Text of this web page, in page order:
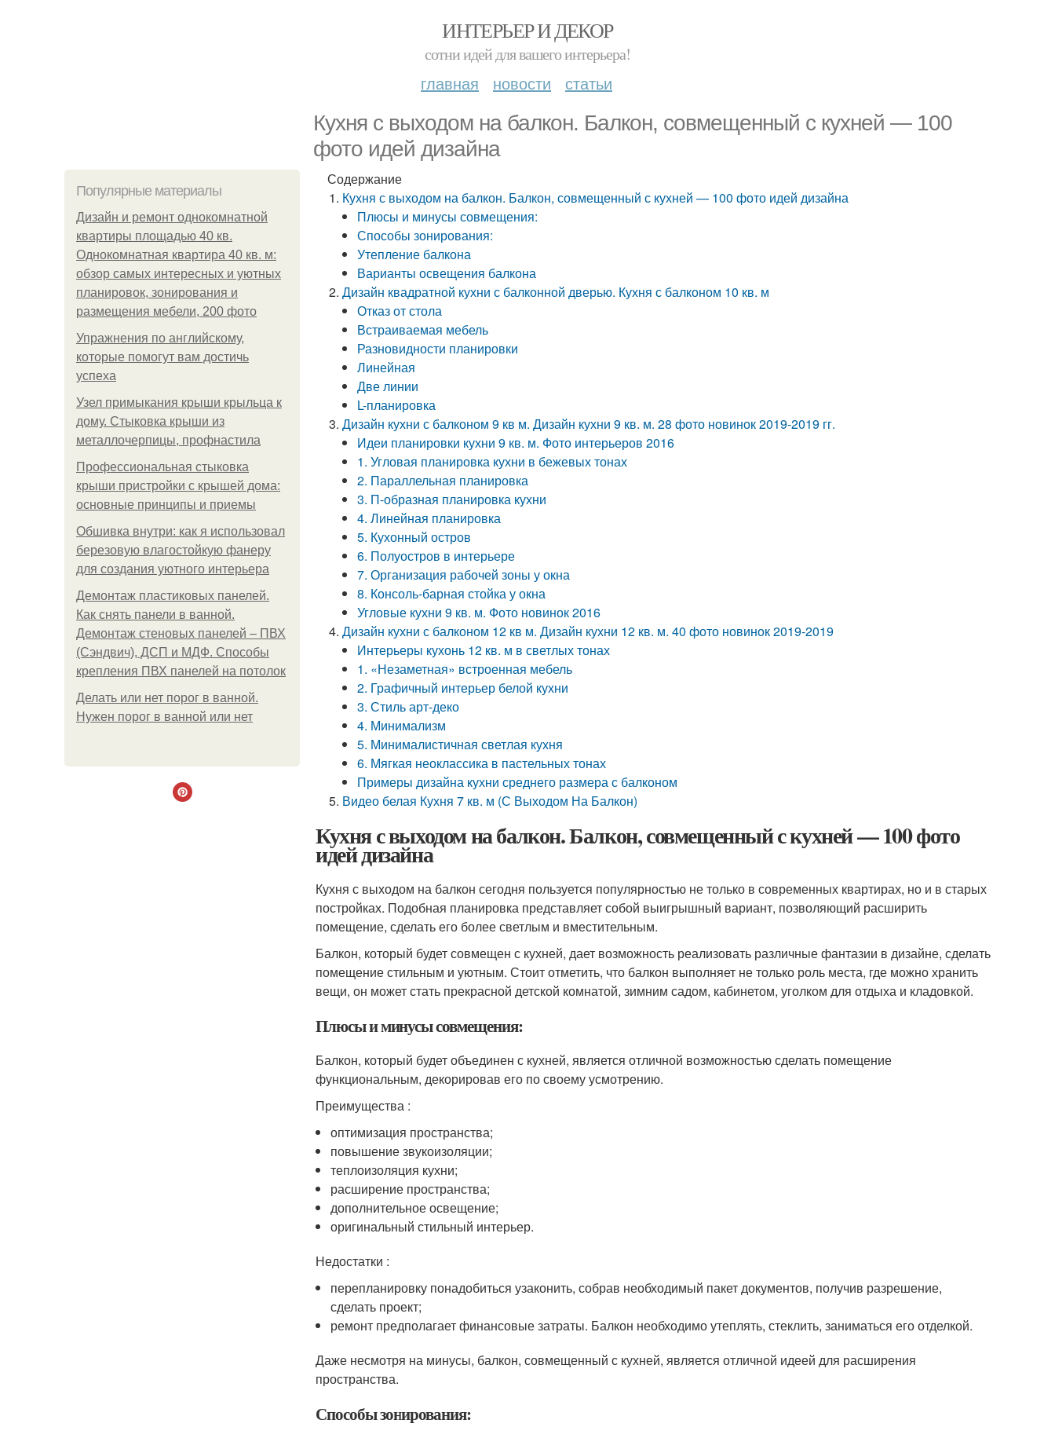
ИНТЕРЬЕР И ДЕКОР
сотни идей для вашего интерьера!
главная новости статьи
Кухня с выходом на балкон. Балкон, совмещенный с кухней — 100
фото идей дизайна
Популярные материалы
Дизайн и ремонт однокомнатной
квартиры площадью 40 кв.
Однокомнатная квартира 40 кв. м:
обзор самых интересных и уютных
планировок, зонирования и
размещения мебели, 200 фото
Упражнения по английскому,
которые помогут вам достичь
успеха
Узел примыкания крыши крыльца к
дому. Стыковка крыши из
металлочерпицы, профнастила
Профессиональная стыковка
крыши пристройки с крышей дома:
основные принципы и приемы
Обшивка внутри: как я использовал
березовую влагостойкую фанеру
для создания уютного интерьера
Демонтаж пластиковых панелей.
Как снять панели в ванной.
Демонтаж стеновых панелей – ПВХ
(Сэндвич), ДСП и МДФ. Способы
крепления ПВХ панелей на потолок
Делать или нет порог в ванной.
Нужен порог в ванной или нет
Содержание
Кухня с выходом на балкон. Балкон, совмещенный с кухней — 100 фото идей дизайна
Плюсы и минусы совмещения:
Способы зонирования:
Утепление балкона
Варианты освещения балкона
Дизайн квадратной кухни с балконной дверью. Кухня с балконом 10 кв. м
Отказ от стола
Встраиваемая мебель
Разновидности планировки
Линейная
Две линии
L-планировка
Дизайн кухни с балконом 9 кв м. Дизайн кухни 9 кв. м. 28 фото новинок 2019-2019 гг.
Идеи планировки кухни 9 кв. м. Фото интерьеров 2016
1. Угловая планировка кухни в бежевых тонах
2. Параллельная планировка
3. П-образная планировка кухни
4. Линейная планировка
5. Кухонный остров
6. Полуостров в интерьере
7. Организация рабочей зоны у окна
8. Консоль-барная стойка у окна
Угловые кухни 9 кв. м. Фото новинок 2016
Дизайн кухни с балконом 12 кв м. Дизайн кухни 12 кв. м. 40 фото новинок 2019-2019
Интерьеры кухонь 12 кв. м в светлых тонах
1. «Незаметная» встроенная мебель
2. Графичный интерьер белой кухни
3. Стиль арт-деко
4. Минимализм
5. Минималистичная светлая кухня
6. Мягкая неоклассика в пастельных тонах
Примеры дизайна кухни среднего размера с балконом
Видео белая Кухня 7 кв. м (С Выходом На Балкон)
Кухня с выходом на балкон. Балкон, совмещенный с кухней — 100 фото
идей дизайна
Кухня с выходом на балкон сегодня пользуется популярностью не только в современных квартирах, но и в старых
постройках. Подобная планировка представляет собой выигрышный вариант, позволяющий расширить
помещение, сделать его более светлым и вместительным.
Балкон, который будет совмещен с кухней, дает возможность реализовать различные фантазии в дизайне, сделать
помещение стильным и уютным. Стоит отметить, что балкон выполняет не только роль места, где можно хранить
вещи, он может стать прекрасной детской комнатой, зимним садом, кабинетом, уголком для отдыха и кладовкой.
Плюсы и минусы совмещения:
Балкон, который будет объединен с кухней, является отличной возможностью сделать помещение
функциональным, декорировав его по своему усмотрению.
Преимущества :
оптимизация пространства;
повышение звукоизоляции;
теплоизоляция кухни;
расширение пространства;
дополнительное освещение;
оригинальный стильный интерьер.
Недостатки :
перепланировку понадобиться узаконить, собрав необходимый пакет документов, получив разрешение,
сделать проект;
ремонт предполагает финансовые затраты. Балкон необходимо утеплять, стеклить, заниматься его отделкой.
Даже несмотря на минусы, балкон, совмещенный с кухней, является отличной идеей для расширения
пространства.
Способы зонирования: